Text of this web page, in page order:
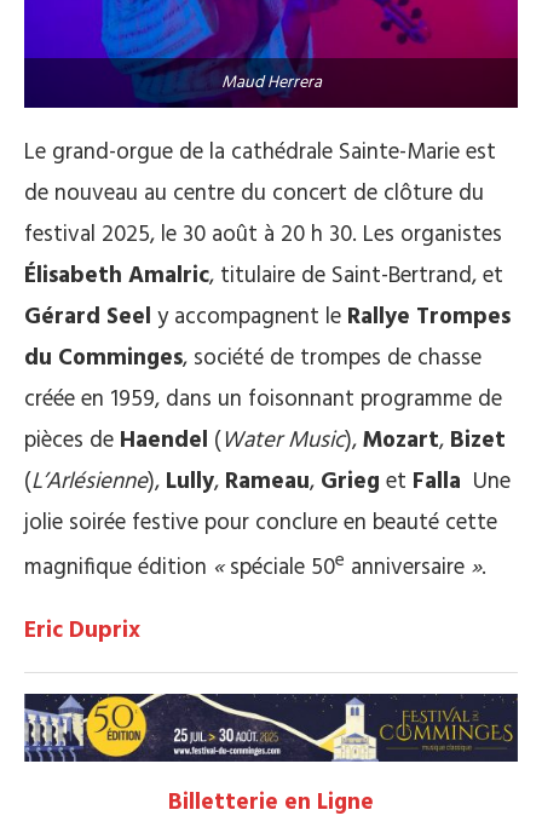
Maud Herrera
Le grand-orgue de la cathédrale Sainte-Marie est
de nouveau au centre du concert de clôture du
festival 2025, le 30 août à 20 h 30. Les organistes
Élisabeth Amalric, titulaire de Saint-Bertrand, et
Gérard Seel y accompagnent le Rallye Trompes
du Comminges, société de trompes de chasse
créée en 1959, dans un foisonnant programme de
pièces de Haendel (Water Music),Mozart, Bizet
(L’Arlésienne), Lully, Rameau, Grieg et Falla Une
jolie soirée festive pour conclure en beauté cette
magnifique édition «spéciale 50e anniversaire ».
Eric Duprix
Billetterie en Ligne